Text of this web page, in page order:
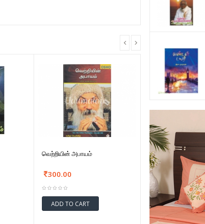
வெற்றியின் அபாயம்
300.00
ADD TO CART